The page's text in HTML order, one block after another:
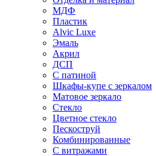
МДФ
Пластик
Alvic Luxe
Эмаль
Акрил
ДСП
С патиной
Шкафы-купе с зеркалом
Матовое зеркало
Стекло
Цветное стекло
Пескоструй
Комбинированные
С витражами